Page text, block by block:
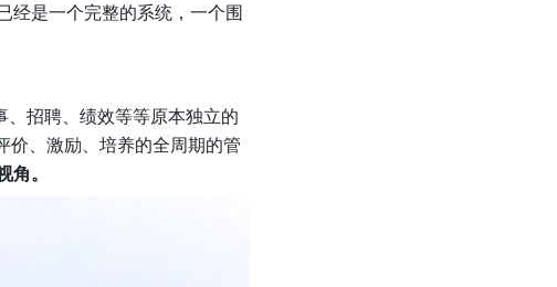
经是一个完整的系统，一个围
、招聘、绩效等等原本独立的
价、激励、培养的全周期的管
。